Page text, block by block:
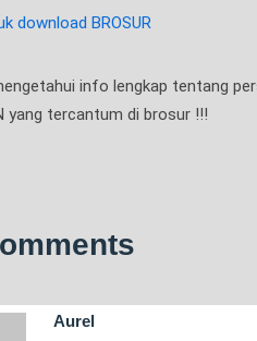
download BROSUR
info lengkap tentang
yang tercantum di brosur !!!
Aurel